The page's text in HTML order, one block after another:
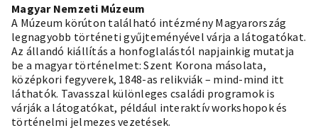
Magyar Nemzeti Múzeum
A Múzeum körúton található intézmény Magyarország
legnagyobb történeti gyűjteményével várja a látogatókat.
Az állandó kiállítás a honfoglalástól napjainkig mutatja
be a magyar történelmet: Szent Korona másolata,
középkori fegyverek, 1848-as relikviák – mind-mind itt
láthatók. Tavasszal különleges családi programok is
várják a látogatókat, például interaktív workshopok és
történelmi jelmezes vezetések.